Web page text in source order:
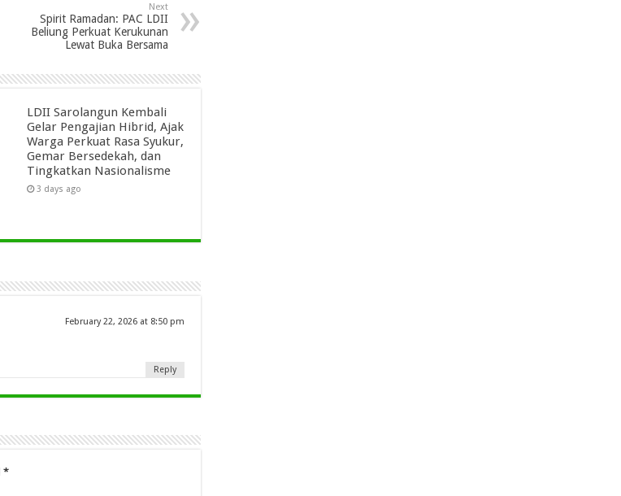
Next
Spirit Ramadan: PAC LDII
Beliung Perkuat Kerukunan
Lewat Buka Bersama
LDII Sarolangun Kembali
Gelar Pengajian Hibrid, Ajak
Warga Perkuat Rasa Syukur,
Gemar Bersedekah, dan
Tingkatkan Nasionalisme
3 days ago
February 22, 2026 at 8:50 pm
Reply
*